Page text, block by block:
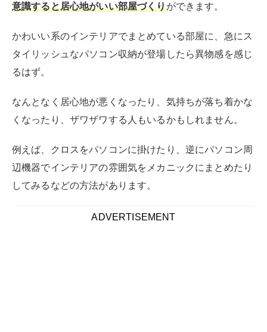
意識すると居心地がいい部屋づくりができます。
かわいい系のインテリアでまとめている部屋に、急にス
タイリッシュなパソコン収納が登場したら異物感を感じ
るはず。
なんとなく居心地が悪くなったり、気持ちが落ち着かな
くなったり、ザワザワする人もいるかもしれません。
例えば、クロスをパソコンに掛けたり、逆にパソコン周
辺機器でインテリアの雰囲気をメカニックにまとめたり
してみるなどの方法があります。
ADVERTISEMENT